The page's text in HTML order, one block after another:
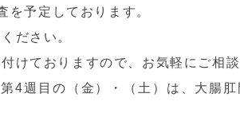
予定しております。
ださい。
けておりますので、お気軽にご相談
4週目の（金）・（土）は、大腸